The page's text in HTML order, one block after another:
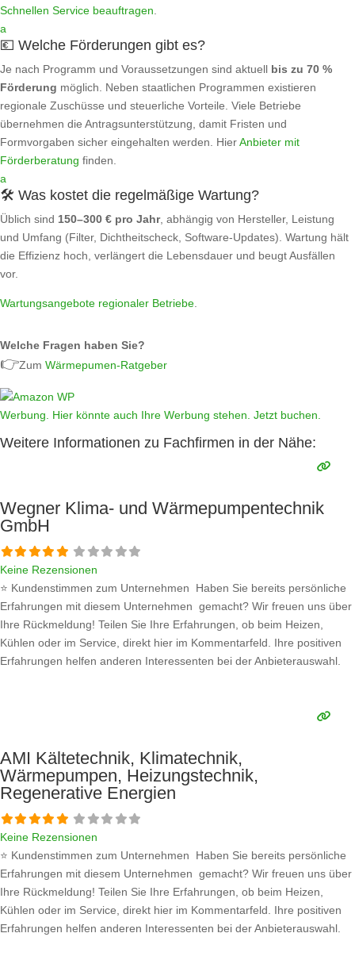
Schnellen Service beauftragen.
a
💶 Welche Förderungen gibt es?
Je nach Programm und Voraussetzungen sind aktuell bis zu 70 %
Förderung möglich. Neben staatlichen Programmen existieren
regionale Zuschüsse und steuerliche Vorteile. Viele Betriebe
übernehmen die Antragsunterstützung, damit Fristen und
Formvorgaben sicher eingehalten werden. HierAnbieter mit
Förderberatung finden.
a
🛠️ Was kostet die regelmäßige Wartung?
Üblich sind 150–300 € pro Jahr, abhängig von Hersteller, Leistung
und Umfang (Filter, Dichtheitscheck, Software‑Updates). Wartung hält
die Effizienz hoch, verlängert die Lebensdauer und beugt Ausfällen
vor.
Wartungsangebote regionaler Betriebe.
Welche Fragen haben Sie?
👉Zum Wärmepumen-Ratgeber
Werbung. Hier könnte auch Ihre Werbung stehen. Jetzt buchen.
Weitere Informationen zu Fachfirmen in der Nähe:
Wegner Klima- und Wärmepumpentechnik
GmbH
Keine Rezensionen
⭐ Kundenstimmen zum Unternehmen Haben Sie bereits persönliche
Erfahrungen mit diesem Unternehmen gemacht? Wir freuen uns über
Ihre Rückmeldung! Teilen Sie Ihre Erfahrungen, ob beim Heizen,
Kühlen oder im Service, direkt hier im Kommentarfeld. Ihre positiven
Erfahrungen helfen anderen Interessenten bei der Anbieterauswahl.
AMI Kältetechnik, Klimatechnik,
Wärmepumpen, Heizungstechnik,
Regenerative Energien
Keine Rezensionen
⭐ Kundenstimmen zum Unternehmen Haben Sie bereits persönliche
Erfahrungen mit diesem Unternehmen gemacht? Wir freuen uns über
Ihre Rückmeldung! Teilen Sie Ihre Erfahrungen, ob beim Heizen,
Kühlen oder im Service, direkt hier im Kommentarfeld. Ihre positiven
Erfahrungen helfen anderen Interessenten bei der Anbieterauswahl.